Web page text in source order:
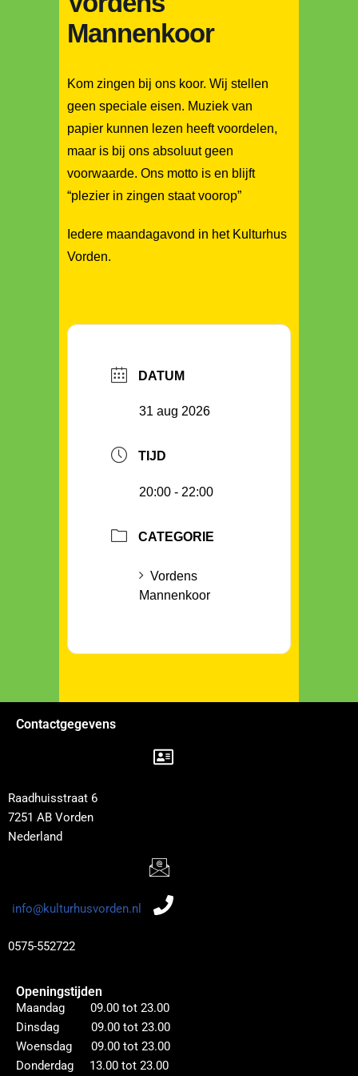
Mannenkoor
Kom zingen bij ons koor. Wij stellen
geen speciale eisen. Muziek van
papier kunnen lezen heeft voordelen,
maar is bij ons absoluut geen
voorwaarde. Ons motto is en blijft
“plezier in zingen staat voorop”
Iedere maandagavond in het Kulturhus
Vorden.
DATUM
31 aug 2026
TIJD
20:00 - 22:00
CATEGORIE
Vordens
Mannenkoor
Contactgegevens
Raadhuisstraat 6
7251 AB Vorden
Nederland
info@kulturhusvorden.nl
0575-552722
Openingstijden
Maandag 09.00 tot 23.00
Dinsdag 09.00 tot 23.00
Woensdag 09.00 tot 23.00
Donderdag 13.00 tot 23.00